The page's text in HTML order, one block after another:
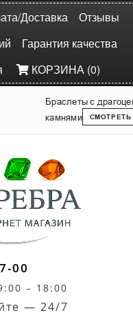
Доставка
Отзывы
Гарантия качества
КОРЗИНА (0)
Браслеты с
камнями
СМОТРЕТЬ
00
– 18:00
— 24/7